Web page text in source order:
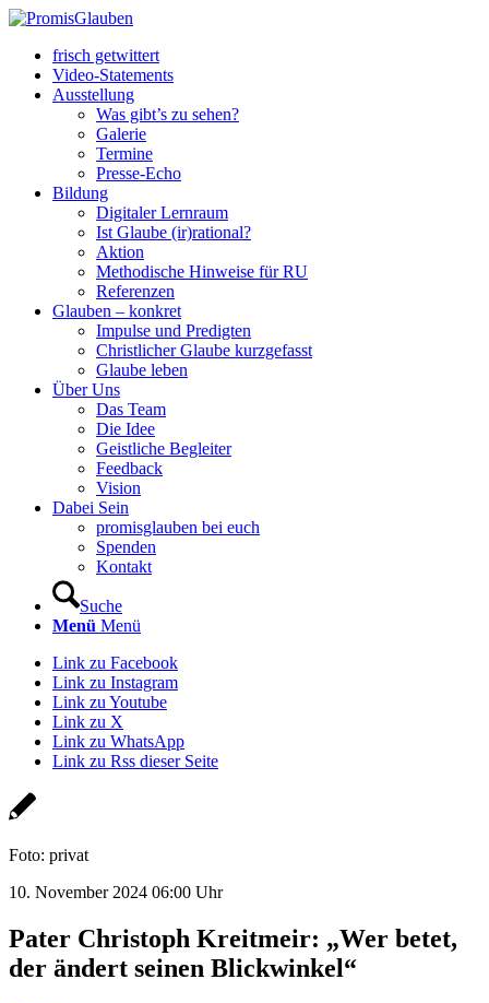
frisch getwittert
Video-Statements
Ausstellung
Was gibt’s zu sehen?
Galerie
Termine
Presse-Echo
Bildung
Digitaler Lernraum
Ist Glaube (ir)rational?
Aktion
Methodische Hinweise für RU
Referenzen
Glauben – konkret
Impulse und Predigten
Christlicher Glaube kurzgefasst
Glaube leben
Über Uns
Das Team
Die Idee
Geistliche Begleiter
Feedback
Vision
Dabei Sein
promisglauben bei euch
Spenden
Kontakt
Suche
Menü Menü
Link zu Facebook
Link zu Instagram
Link zu Youtube
Link zu X
Link zu WhatsApp
Link zu Rss dieser Seite
Foto: privat
10. November 2024 06:00 Uhr
Pater Christoph Kreitmeir: „Wer betet,
der ändert seinen Blickwinkel“